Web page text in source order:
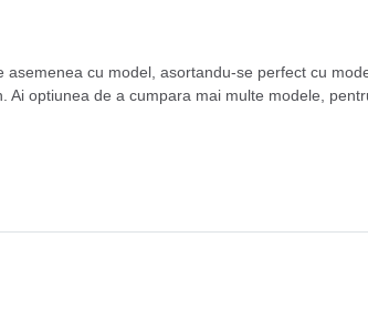
cu model, asortandu-se perfect cu
optiunea de a cumpara mai multe modele,